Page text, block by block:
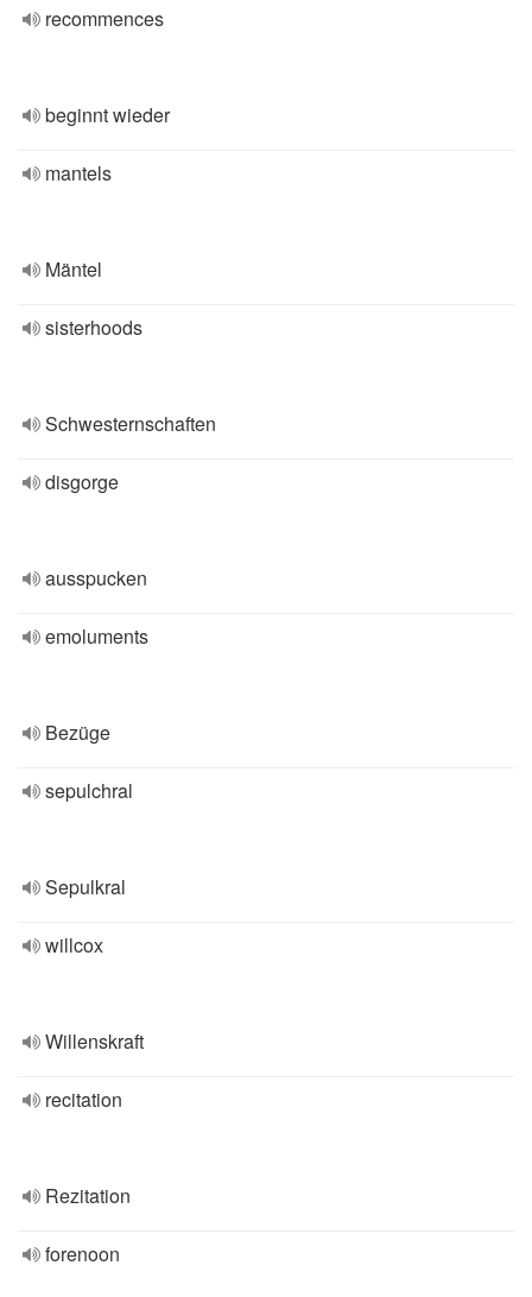
recommences
beginnt wieder
mantels
Mäntel
sisterhoods
Schwesternschaften
disgorge
ausspucken
emoluments
Bezüge
sepulchral
Sepulkral
willcox
Willenskraft
recitation
Rezitation
forenoon